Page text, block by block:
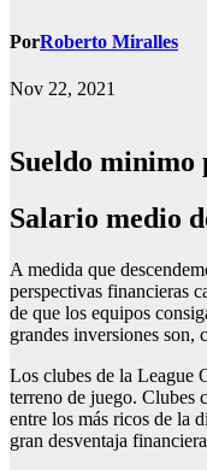
PorRoberto Miralles
Nov 22, 2021
Sueldo
salario medio
A medida que
perspectivas financieras
de que los equipos
grandes inversiones son,
Los clubes de la League
terreno de juego. Clubes
entre los más ricos de la
gran desventaja